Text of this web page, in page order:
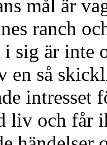
mål är
ranch
sig är inte
en så
intresset
liv och får